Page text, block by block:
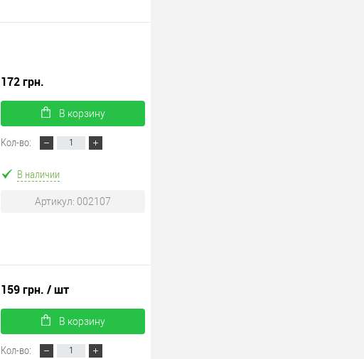
172 грн.
В корзину
Кол-во:
В наличии
Артикул: 002107
159 грн. / шт
В корзину
Кол-во: